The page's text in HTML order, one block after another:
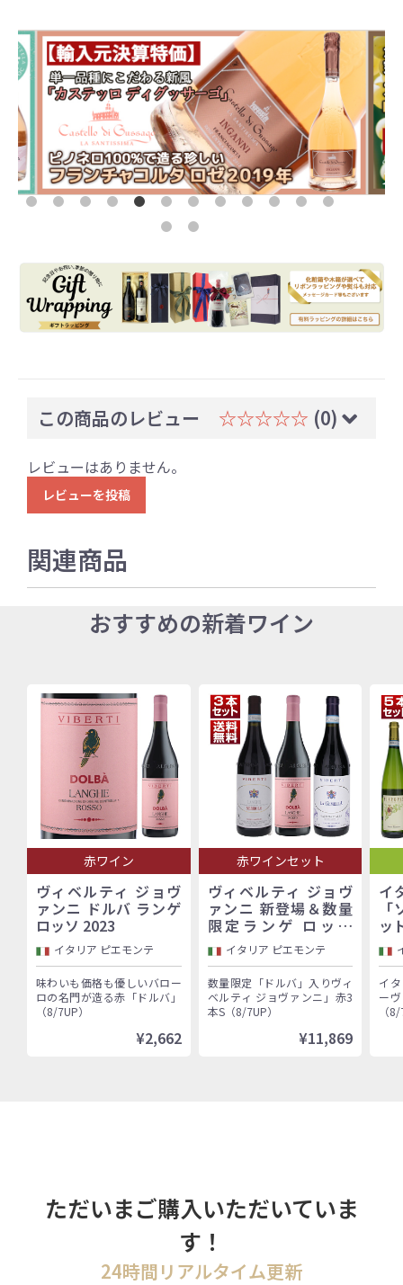
この商品のレビュー ☆☆☆☆☆ (0)
レビューはありません。
レビューを投稿
関連商品
おすすめの新着ワイン
赤ワイン
ヴィベルティ ジョヴ
ァンニ ドルバ ランゲ
ロッソ 2023
イタリア ピエモンテ
味わいも価格も優しいバロー
ロの名門が造る赤「ドルバ」
（8/7UP）
¥2,662
赤ワインセット
ヴィベルティ ジョヴ
ァンニ 新登場＆数量
限定ランゲ ロッソ
「ドルバ」入り！バロ
ーロ村で100年以上続
く歴史的生産者「ヴィ
ベルティ ジョヴァン
ニ」赤3本セット
イタリア ピエモンテ
数量限定「ドルバ」入りヴィ
ベルティ ジョヴァンニ」赤3
本S（8/7UP）
¥11,869
イ
ッ
イ
ー
（
ただいまご購入いただいていま
す！
24時間リアルタイム更新